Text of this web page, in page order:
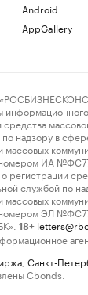
Android
AppGallery
средства
надзору в
массовых
ИА
регистрации
службой по
массовых
номером ЭЛ
18+
Санкт-
Cbonds.